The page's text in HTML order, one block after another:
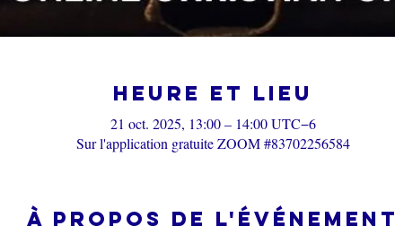
Heure et lieu
21 oct. 2025, 13:00 – 14:00 UTC−6
Sur l'application gratuite ZOOM #83702256584
À propos de l'événement